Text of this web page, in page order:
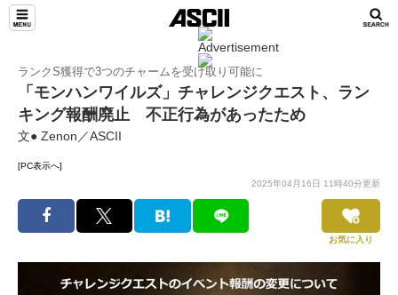
ランクS獲得で3つのチャームを受け取り可能に
「モンハンワイルズ」チャレンジクエスト、ラン
キング報酬廃止 不正行為があったため
文● Zenon／ASCII
[PC表示へ]
2025年04月16日 11時40分更新
お気に入り